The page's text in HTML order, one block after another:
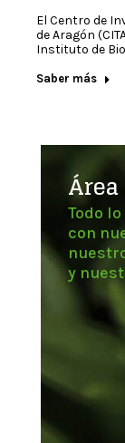
El Centro de
de Aragón
Instituto de
Saber más
Todo
con
y